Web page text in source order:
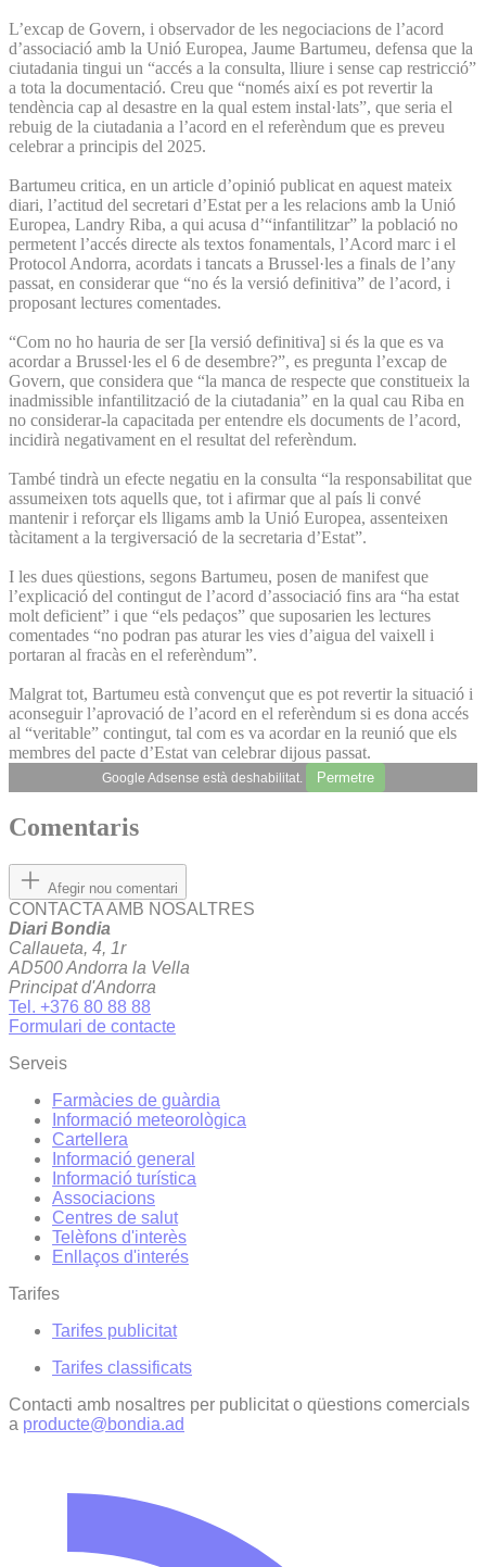
L’excap de Govern, i observador de les negociacions de l’acord
d’associació amb la Unió Europea, Jaume Bartumeu, defensa que la
ciutadania tingui un “accés a la consulta, lliure i sense cap restricció”
a tota la documentació. Creu que “només així es pot revertir la
tendència cap al desastre en la qual estem instal·lats”, que seria el
rebuig de la ciutadania a l’acord en el referèndum que es preveu
celebrar a principis del 2025.
Bartumeu critica, en un article d’opinió publicat en aquest mateix
diari, l’actitud del secretari d’Estat per a les relacions amb la Unió
Europea, Landry Riba, a qui acusa d’“infantilitzar” la població no
permetent l’accés directe als textos fonamentals, l’Acord marc i el
Protocol Andorra, acordats i tancats a Brussel·les a finals de l’any
passat, en considerar que “no és la versió definitiva” de l’acord, i
proposant lectures comentades.
“Com no ho hauria de ser [la versió definitiva] si és la que es va
acordar a Brussel·les el 6 de desembre?”, es pregunta l’excap de
Govern, que considera que “la manca de respecte que constitueix la
inadmissible infantilització de la ciutadania” en la qual cau Riba en
no considerar-la capacitada per entendre els documents de l’acord,
incidirà negativament en el resultat del referèndum.
També tindrà un efecte negatiu en la consulta “la responsabilitat que
assumeixen tots aquells que, tot i afirmar que al país li convé
mantenir i reforçar els lligams amb la Unió Europea, assenteixen
tàcitament a la tergiversació de la secretaria d’Estat”.
I les dues qüestions, segons Bartumeu, posen de manifest que
l’explicació del contingut de l’acord d’associació fins ara “ha estat
molt deficient” i que “els pedaços” que suposarien les lectures
comentades “no podran pas aturar les vies d’aigua del vaixell i
portaran al fracàs en el referèndum”.
Malgrat tot, Bartumeu està convençut que es pot revertir la situació i
aconseguir l’aprovació de l’acord en el referèndum si es dona accés
al “veritable” contingut, tal com es va acordar en la reunió que els
membres del pacte d’Estat van celebrar dijous passat.
Google Adsense està deshabilitat. Permetre
Comentaris
Afegir nou comentari
CONTACTA AMB NOSALTRES
Diari Bondia
Callaueta, 4, 1r
AD500 Andorra la Vella
Principat d'Andorra
Tel. +376 80 88 88
Formulari de contacte
Serveis
Farmàcies de guàrdia
Informació meteorològica
Cartellera
Informació general
Informació turística
Associacions
Centres de salut
Telèfons d'interès
Enllaços d'interés
Tarifes
Tarifes publicitat
Tarifes classificats
Contacti amb nosaltres per publicitat o qüestions comercials
a producte@bondia.ad